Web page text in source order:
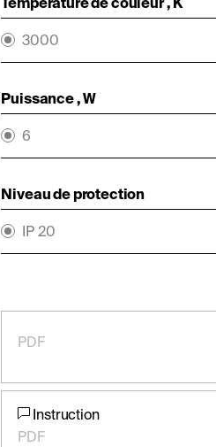
3000
Puissance , W
6
Niveau de protection
IP 20
PDF
Instruction
PDF